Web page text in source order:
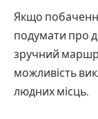
Якщо
подумати про
зручний
можливість
людних місць.